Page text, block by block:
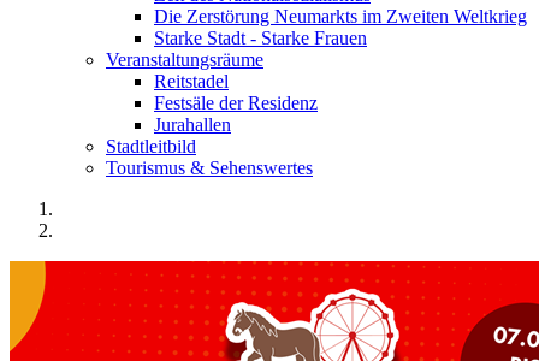
Die Zerstörung Neumarkts im Zweiten Weltkrieg
Starke Stadt - Starke Frauen
Veranstaltungsräume
Reitstadel
Festsäle der Residenz
Jurahallen
Stadtleitbild
Tourismus & Sehenswertes